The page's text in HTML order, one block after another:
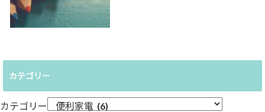
カテゴリー
カテゴリー